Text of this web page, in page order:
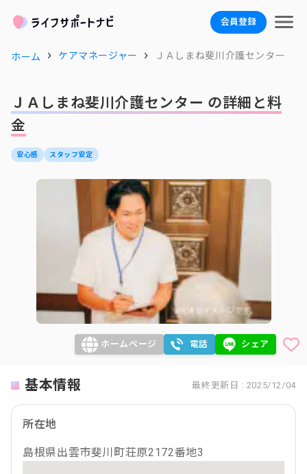
会員登録
ホーム ケアマネージャー ＪＡしまね斐川介護センター
ＪＡしまね斐川介護センター の詳細と料
金
安心感 スタッフ安定
ホームページ 電話 シェア
基本情報 最終更新日 : 2025/12/04
所在地
島根県出雲市斐川町荘原2172番地3